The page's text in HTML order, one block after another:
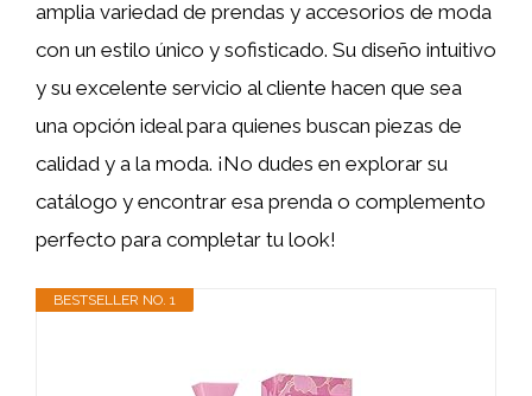
amplia variedad de prendas y accesorios de moda
con un estilo único y sofisticado. Su diseño intuitivo
y su excelente servicio al cliente hacen que sea
una opción ideal para quienes buscan piezas de
calidad y a la moda. ¡No dudes en explorar su
catálogo y encontrar esa prenda o complemento
perfecto para completar tu look!
BESTSELLER NO. 1